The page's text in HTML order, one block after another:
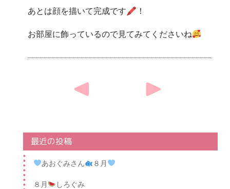
あとは顔を描いて完成です🖍！
お部屋に飾っているので見てみてくださいね
navigation
最近の投稿
あおぐみさん ８月
８月 しろぐみ